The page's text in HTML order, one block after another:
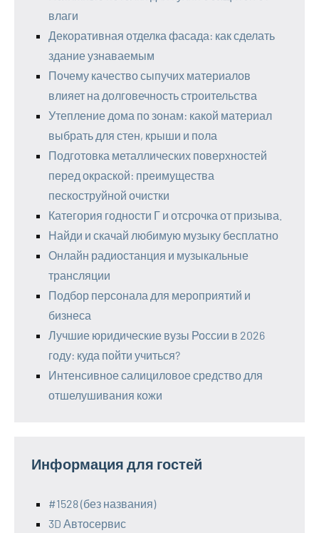
влаги
Декоративная отделка фасада: как сделать
здание узнаваемым
Почему качество сыпучих материалов
влияет на долговечность строительства
Утепление дома по зонам: какой материал
выбрать для стен, крыши и пола
Подготовка металлических поверхностей
перед окраской: преимущества
пескоструйной очистки
Категория годности Г и отсрочка от призыва.
Найди и скачай любимую музыку бесплатно
Онлайн радиостанция и музыкальные
трансляции
Подбор персонала для мероприятий и
бизнеса
Лучшие юридические вузы России в 2026
году: куда пойти учиться?
Интенсивное салициловое средство для
отшелушивания кожи
Информация для гостей
#1528 (без названия)
3D Автосервис